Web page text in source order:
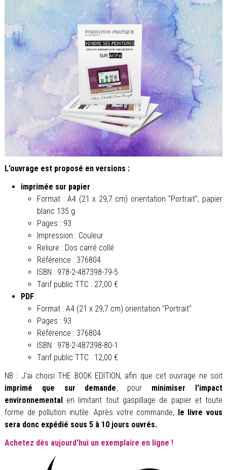
L'ouvrage est proposé en versions :
imprimée sur papier :
Format :A4 (21 x 29,7 cm) orientation "Portrait", papier
blanc 135 g
Pages : 93
Impression : Couleur
Reliure : Dos carré collé
Référence : 376804
ISBN : 978-2-487398-79-5
Tarif public TTC : 27,00 €
PDF:
Format : A4 (21 x 29,7 cm) orientation "Portrait"
Pages : 93
Référence : 376804
ISBN : 978-2-487398-80-1
Tarif public TTC : 12,00 €
NB : J'ai choisi THE BOOK EDITION, afin que cet ouvrage ne soit
imprimé que sur demande, pour minimiser l'impact
environnemental en limitant tout gaspillage de papier et toute
forme de pollution inutile. Après votre commande,
le livre vous
sera donc expédié sous 5 à 10 jours ouvrés.
Achetez dès aujourd'hui un exemplaire en ligne !